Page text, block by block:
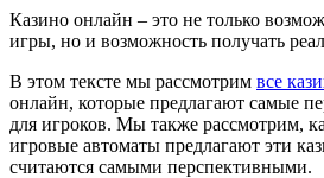
Казино онлайн – это не только
игры, но и возможность получать
В этом тексте мы рассмотрим все
онлайн, которые предлагают самые
для игроков. Мы также рассмотрим,
игровые автоматы предлагают эти
считаются самыми перспективными.